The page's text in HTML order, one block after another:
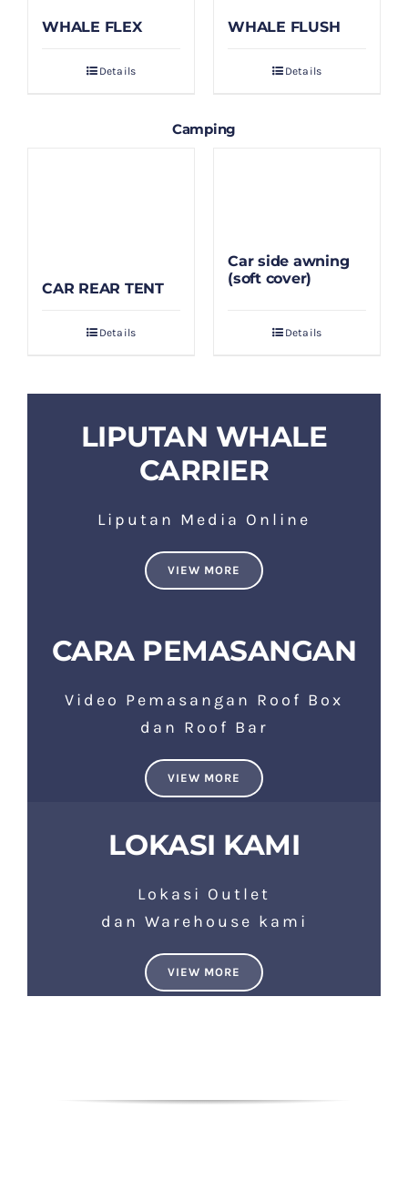
WHALE FLEX
Details
WHALE FLUSH
Details
Camping
CAR REAR TENT
Details
Car side awning
(soft cover)
Details
LIPUTAN WHALE
CARRIER
Liputan Media Online
VIEW MORE
CARA PEMASANGAN
Video Pemasangan Roof Box
dan Roof Bar
VIEW MORE
LOKASI KAMI
Lokasi Outlet
dan Warehouse kami
VIEW MORE